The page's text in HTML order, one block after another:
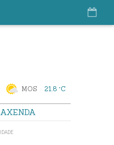
MOS 21.8 °C
AXENDA